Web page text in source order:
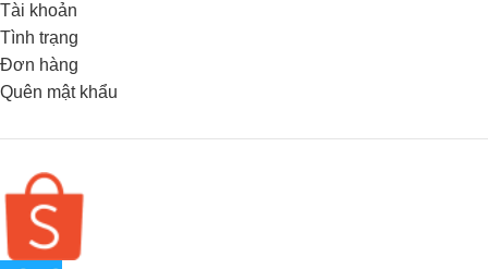
Tài khoản
Tình trạng
Đơn hàng
Quên mật khẩu